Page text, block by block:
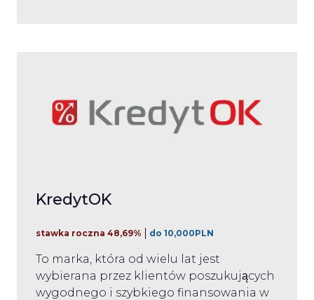
KredytOK
stawka roczna 48,69% do 10,000PLN
To marka, która od wielu lat jest
wybierana przez klientów poszukujących
wygodnego i szybkiego finansowania w